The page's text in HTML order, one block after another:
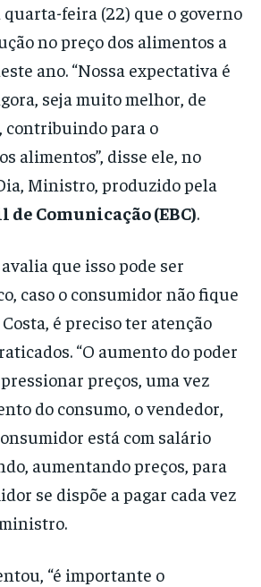
feira (22) que o governo
no preço dos alimentos a
ano. “Nossa expectativa é
seja muito melhor, de
contribuindo para o
alimentos”, disse ele, no
Ministro, produzido pela
Comunicação (EBC).
que isso pode ser
caso o consumidor não fique
é preciso ter atenção
“O aumento do poder
preços, uma vez
do consumo, o vendedor,
está com salário
aumentando preços, para
se dispõe a pagar cada vez
“é importante o